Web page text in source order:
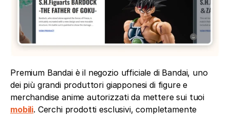
Premium Bandai è il negozio ufficiale di Bandai, uno
dei più grandi produttori giapponesi di figure e
mobili. Cerchi prodotti esclusivi, completamente